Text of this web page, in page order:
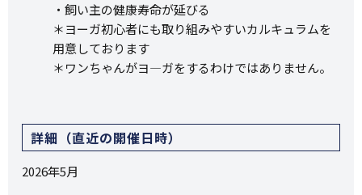
・飼い主の健康寿命が延びる
＊ヨーガ初心者にも取り組みやすいカルキュラムを
用意しております
＊ワンちゃんがヨ―ガをするわけではありません。
詳細（直近の開催日時）
2026年5月